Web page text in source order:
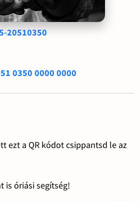
20510350
0350 0000 0000
ezt a QR kódot csippantsd le az
is óriási segítség!